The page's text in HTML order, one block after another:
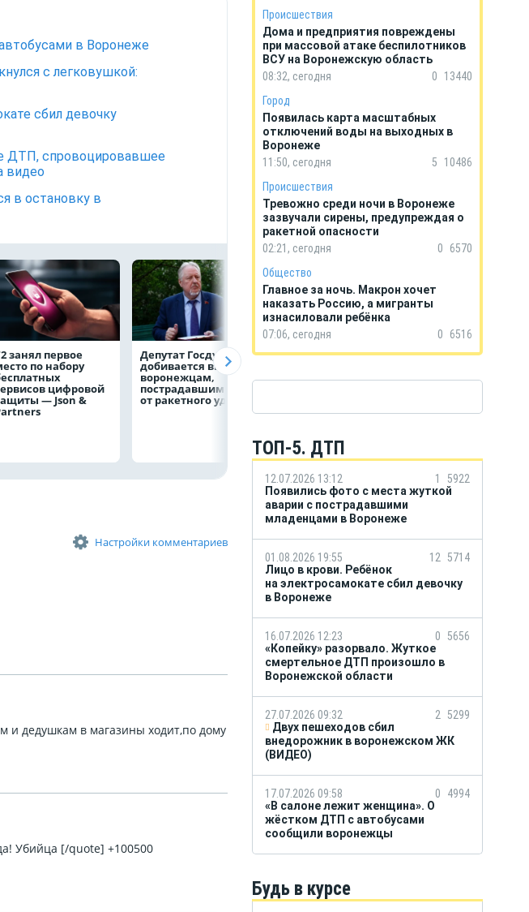
в Воронеже
с легковушкой:
сбил девочку
ДТП, спровоцировавшее
видео
в остановку в
занял первое
по набору
цифровой
— Json &
Депутат Госдумы
добивается выплат
воронежцам,
пострадавшим
от ракетного удара
Медицинскую
и поддержку
независимо
Как Воронеж уже
к отопительному
Настройки комментариев
и дедушкам в магазины ходит,по дому
Убийца [/quote] +100500
Происшествия
Дома и предприятия повреждены
при массовой атаке беспилотников
ВСУ на Воронежскую область
08:32, сегодня
0
13440
Город
Появилась карта масштабных
отключений воды на выходных в
Воронеже
11:50, сегодня
5
10486
Происшествия
Тревожно среди ночи в Воронеже
зазвучали сирены, предупреждая о
ракетной опасности
02:21, сегодня
0
6570
Общество
Главное за ночь. Макрон хочет
наказать Россию, а мигранты
изнасиловали ребёнка
07:06, сегодня
0 6516
ТОП-5. ДТП
12.07.2026 13:12 1
5922
Появились фото с места жуткой
аварии с пострадавшими
младенцами в Воронеже
01.08.2026 19:55 12 5714
Лицо в крови. Ребёнок
на электросамокате сбил девочку
в Воронеже
16.07.2026 12:23 0 5656
«Копейку» разорвало. Жуткое
смертельное ДТП произошло в
Воронежской области
27.07.2026 09:32 2 5299
Двух пешеходов сбил
внедорожник в воронежском ЖК
(ВИДЕО)
17.07.2026 09:58 0
4994
«В салоне лежит женщина». О
жёстком ДТП с автобусами
сообщили воронежцы
Будь в курсе